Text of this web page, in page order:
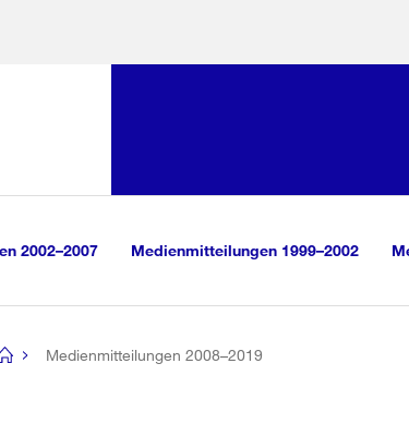
2002–2007 Medienmitteilungen 1999–2002
Medienmitteilungen 2008–2019